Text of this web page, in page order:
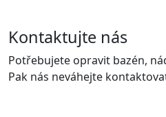
Kontaktujte nás
Potřebujete opravit bazén,
Pak nás neváhejte